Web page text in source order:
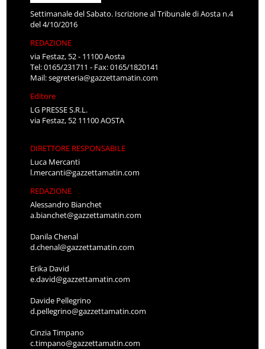
Settimanale del Sabato. Iscrizione al Tribunale di Aosta n.4
del 4/10/2016
REDAZIONE
via Festaz, 52 - 11100 Aosta
Tel: 0165/231711 - Fax: 0165/1820141
Mail:segreteria@gazzettamatin.com
Editore
LG PRESSE S.R.L.
via Festaz, 52 11100 AOSTA
DIRETTORE RESPONSABILE
Luca Mercanti
l.mercanti@gazzettamatin.com
REDAZIONE
Alessandro Bianchet
a.bianchet@gazzettamatin.com
Danila Chenal
d.chenal@gazzettamatin.com
Erika David
e.david@gazzettamatin.com
Davide Pellegrino
d.pellegrino@gazzettamatin.com
Cinzia Timpano
c.timpano@gazzettamatin.com